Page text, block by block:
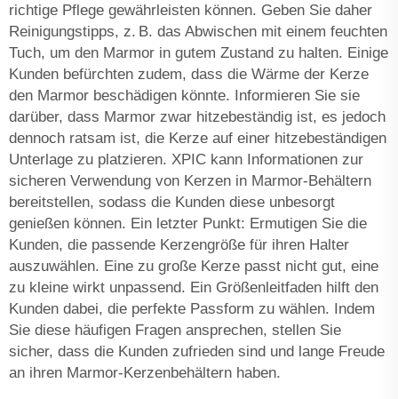
richtige Pflege gewährleisten können. Geben Sie daher
Reinigungstipps, z. B. das Abwischen mit einem feuchten
Tuch, um den Marmor in gutem Zustand zu halten. Einige
Kunden befürchten zudem, dass die Wärme der Kerze
den Marmor beschädigen könnte. Informieren Sie sie
darüber, dass Marmor zwar hitzebeständig ist, es jedoch
dennoch ratsam ist, die Kerze auf einer hitzebeständigen
Unterlage zu platzieren. XPIC kann Informationen zur
sicheren Verwendung von Kerzen in Marmor-Behältern
bereitstellen, sodass die Kunden diese unbesorgt
genießen können. Ein letzter Punkt: Ermutigen Sie die
Kunden, die passende Kerzengröße für ihren Halter
auszuwählen. Eine zu große Kerze passt nicht gut, eine
zu kleine wirkt unpassend. Ein Größenleitfaden hilft den
Kunden dabei, die perfekte Passform zu wählen. Indem
Sie diese häufigen Fragen ansprechen, stellen Sie
sicher, dass die Kunden zufrieden sind und lange Freude
an ihren Marmor-Kerzenbehältern haben.